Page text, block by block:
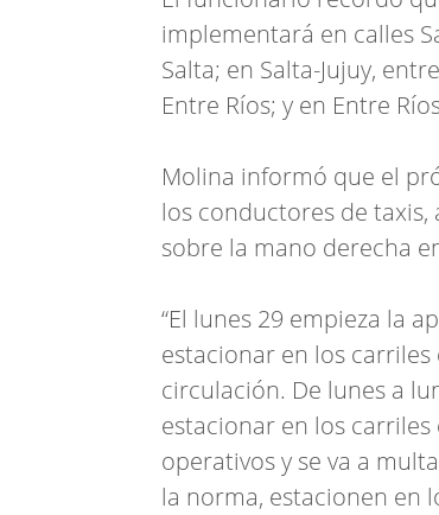
implementará en calles
Salta; en Salta-Jujuy,
Entre Ríos; y en Entre
Molina informó que el
los conductores de
sobre la mano derecha
“El lunes 29 empieza la
estacionar en los
circulación. De lunes a
estacionar en los carriles
operativos y se va a
la norma, estacionen en